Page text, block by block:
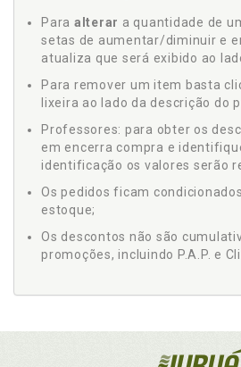
Para alterar a quantidade de
setas de aumentar/diminuir e
atualiza que será exibido ao
Para remover um item basta
lixeira ao lado da descrição do
Professores: para obter os
em encerra compra e
identificação os valores serão
Os pedidos ficam
estoque;
Os descontos não são
promoções, incluindo P.A.P. e